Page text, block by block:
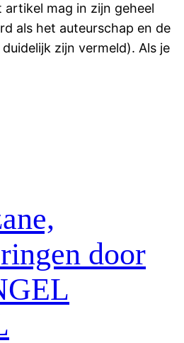
mag in zijn geheel
als het auteurschap en de
zijn vermeld). Als je
door